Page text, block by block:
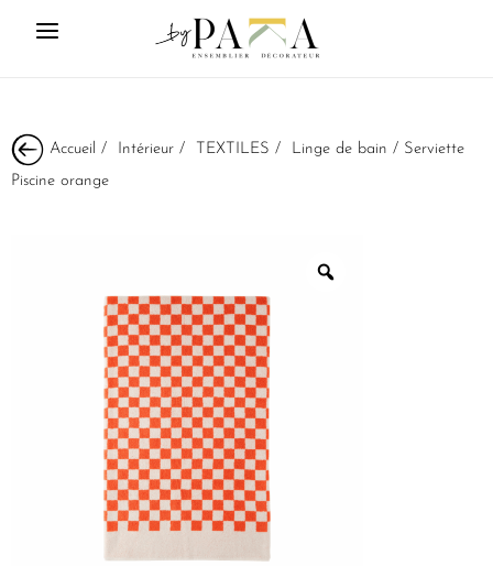
Accueil / Intérieur / TEXTILES / Linge de bain / Serviette
Piscine orange